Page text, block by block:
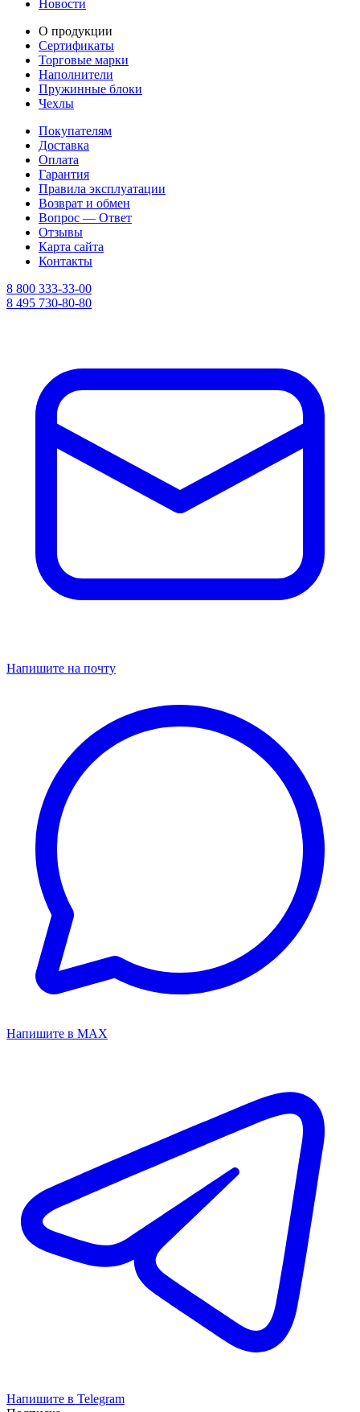
Новости
О продукции
Сертификаты
Торговые марки
Наполнители
Пружинные блоки
Чехлы
Покупателям
Доставка
Оплата
Гарантия
Правила эксплуатации
Возврат и обмен
Вопрос — Ответ
Отзывы
Карта сайта
Контакты
8 800 333-33-00
8 495 730-80-80
Напишите на почту
Напишите в MAX
Напишите в Telegram